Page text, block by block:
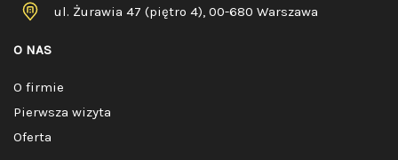
ul. Żurawia 47 (piętro 4), 00-680 Warszawa
O NAS
O firmie
Pierwsza wizyta
Oferta